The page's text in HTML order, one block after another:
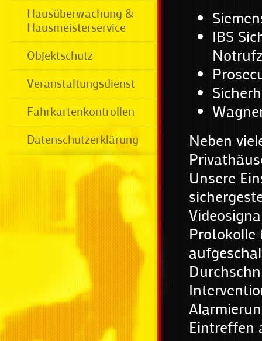
Hausüberwachung &
Hausmeisterservice
Objektschutz
Veranstaltungsdienst
Fahrkartenkontrollen
Datenschutzerklärung
IBS
Neben
Unsere
Protokolle
Eintreffen